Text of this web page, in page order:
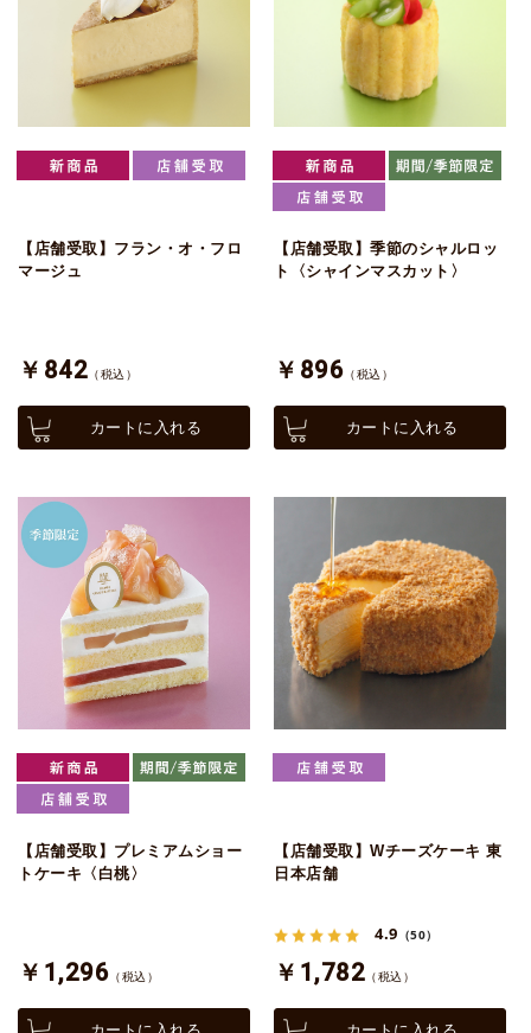
【店舗受取】フラン・オ・フロ
マージュ
￥842 （税込）
カートに入れる
【店舗受取】季節のシャルロッ
ト〈シャインマスカット〉
￥896 （税込）
カートに入れる
【店舗受取】プレミアムショー
トケーキ〈白桃〉
￥1,296 （税込）
【店舗受取】Wチーズケーキ 東
日本店舗
4.9 （50）
￥1,782 （税込）